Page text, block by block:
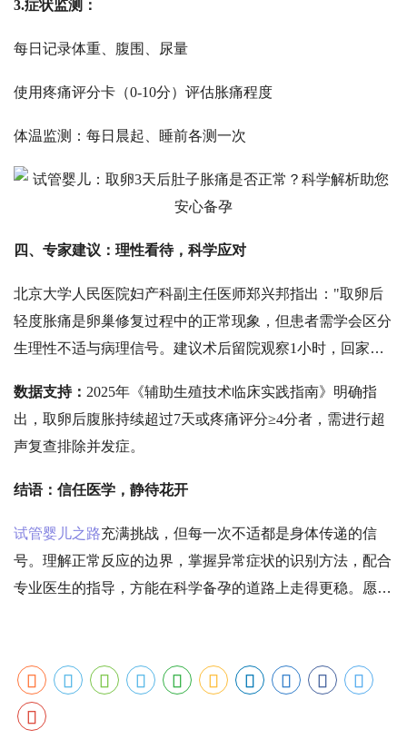
3.症状监测：
每日记录体重、腹围、尿量
使用疼痛评分卡（0-10分）评估胀痛程度
体温监测：每日晨起、睡前各测一次
四、专家建议：理性看待，科学应对
北京大学人民医院妇产科副主任医师郑兴邦指出： "取卵后
轻度胀痛是卵巢修复过程中的正常现象，但患者需学会区分
生理性不适与病理信号。建议术后留院观察1小时，回家后
化。"
数据支持： 2025年《辅助生殖技术临床实践指南》明确指
出，取卵后腹胀持续超过7天或疼痛评分≥4分者，需进行超
声复查排除并发症。
结语：信任医学，静待花开
试管婴儿之路充满挑战，但每一次不适都是身体传递的信
号。理解正常反应的边界，掌握异常症状的识别方法，配合
专业医生的指导，方能在科学备孕的道路上走得更稳。愿每